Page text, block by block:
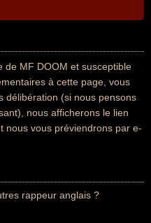
de MF DOOM et susceptible
à cette page, vous
délibération (si nous pensons
nous afficherons le lien
nous vous préviendrons par e-
rappeur anglais ?